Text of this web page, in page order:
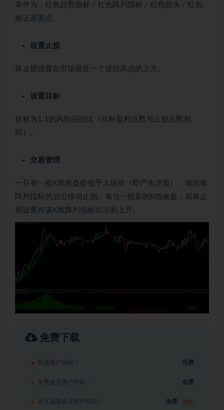
条件为：红色趋势指标 / 红色阵列指标 / 红色箭头 / 红色
验证器圆点。
设置止损
将止损设置在市场最近一个波段高点的上方。
设置目标
目标为1:1的风险回报比（目标盈利点数与止损点数相
同）。
交易管理
一旦有一根K线收盘价低于入场价（即产生浮盈），就沿着
阵列指标的后沿移动止损。每当一根新的K线收盘，就将止
损设置在该K线阵列指标后沿的上方。
免费下载
普通用户特权： 免费
年费会员用户特权： 免费
永久超级会员用户特权： 免费